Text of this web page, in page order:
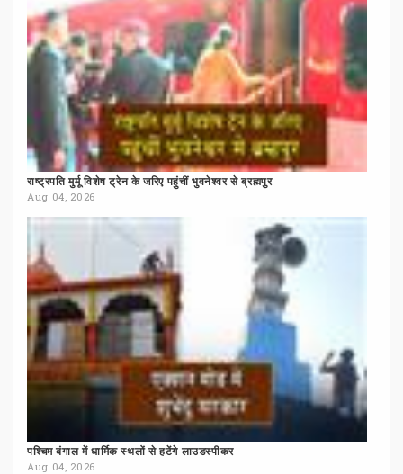
राष्ट्रपति मुर्मू विशेष ट्रेन के जरिए पहुंचीं भुवनेश्वर से ब्रह्मपुर
Aug 04, 2026
पश्चिम बंगाल में धार्मिक स्थलों से हटेंगे लाउडस्पीकर
Aug 04, 2026